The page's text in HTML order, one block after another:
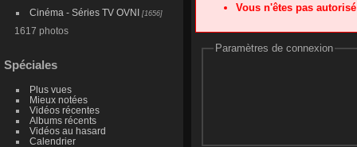
Cinéma - Séries TV OVNI [1656]
1617 photos
Spéciales
Plus vues
Mieux notées
Vidéos récentes
Albums récents
Vidéos au hasard
Calendrier
Vous n'êtes pas
Paramètres de connexion